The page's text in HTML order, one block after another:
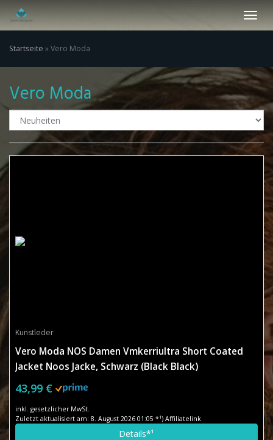
main
Startseite »Vero Moda
Vero Moda
Kunstleder
Vero Moda NOS Damen Vmkerriultra Short Coated
Jacket Noos Jacke, Schwarz (Black Black)
43,99 €
inkl. gesetzlicher MwSt.
Zuletzt aktualisiert am: 8. August 2026 01:05 *¹) Affiliatelink
Details*¹